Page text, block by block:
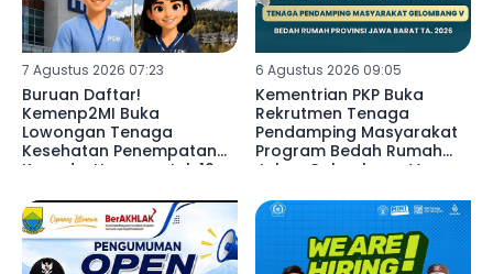
7 Agustus 2026 07:23
Buruan Daftar!
Kemenp2MI Buka
Lowongan Tenaga
Kesehatan Penempatan
Kanada, Hanya untuk 10
6 Agustus 2026 09:05
Kementrian PKP Buka
Rekrutmen Tenaga
Pendamping Masyarakat
Program Bedah Rumah
Jabar Gelombang V